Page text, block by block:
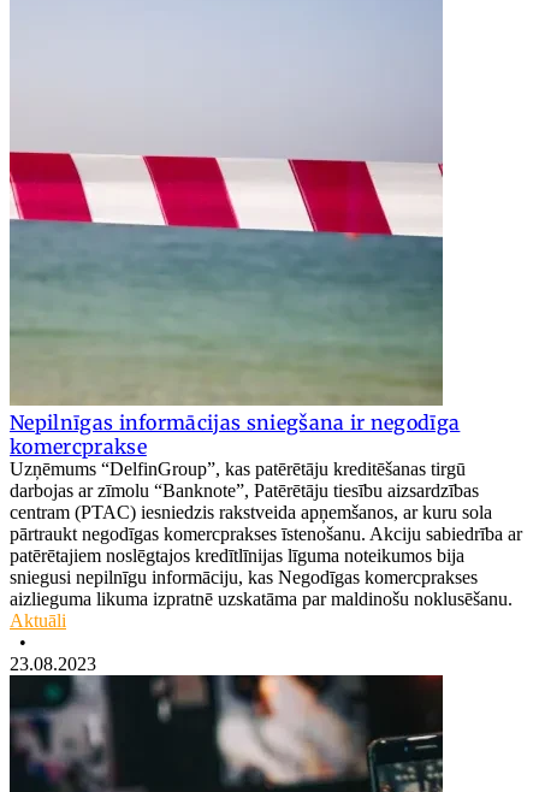
Nepilnīgas informācijas sniegšana ir negodīga
komercprakse
Uzņēmums “DelfinGroup”, kas patērētāju kreditēšanas tirgū
darbojas ar zīmolu “Banknote”, Patērētāju tiesību aizsardzības
centram (PTAC) iesniedzis rakstveida apņemšanos, ar kuru sola
pārtraukt negodīgas komercprakses īstenošanu. Akciju sabiedrība ar
patērētajiem noslēgtajos kredītlīnijas līguma noteikumos bija
sniegusi nepilnīgu informāciju, kas Negodīgas komercprakses
aizlieguma likuma izpratnē uzskatāma par maldinošu noklusēšanu.
Aktuāli
•
23.08.2023